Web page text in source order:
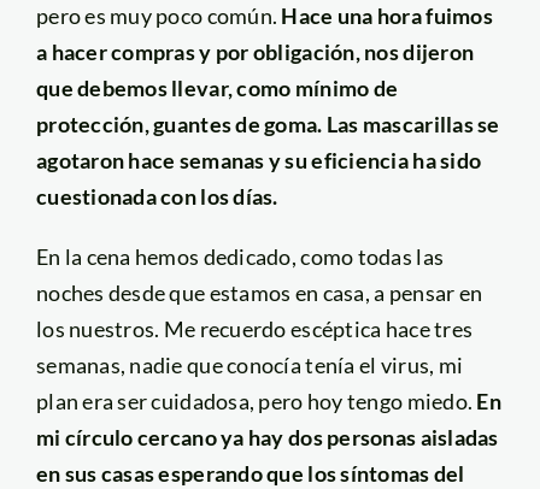
pero es muy poco común. Hace una hora fuimos
a hacer compras y por obligación, nos dijeron
que debemos llevar, como mínimo de
protección, guantes de goma. Las mascarillas se
agotaron hace semanas y su eficiencia ha sido
cuestionada con los días.
En la cena hemos dedicado, como todas las
noches desde que estamos en casa, a pensar en
los nuestros. Me recuerdo escéptica hace tres
semanas, nadie que conocía tenía el virus, mi
plan era ser cuidadosa, pero hoy tengo miedo. En
mi círculo cercano ya hay dos personas aisladas
en sus casas esperando que los síntomas del